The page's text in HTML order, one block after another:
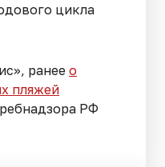
цикла
ранеео
пляжей
РФ